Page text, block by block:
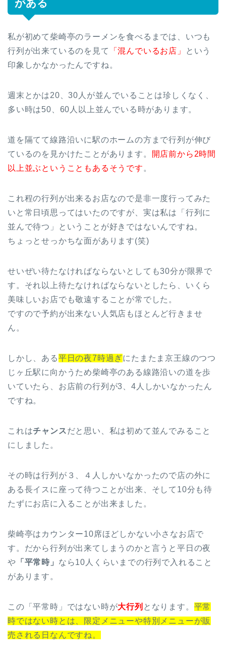
がある
私が初めて柴崎亭のラーメンを食べるまでは、いつも
行列が出来ているのを見て
「混んでいるお店」
という
印象しかなかったんですね。
週末とかは20、30人が並んでいることは珍しくなく、
多い時は50、60人以上並んでいる時があります。
道を隔てて線路沿いに駅のホームの方まで行列が伸び
ているのを見かけたことがあります。
開店前から2時間
以上並ぶということもあるそうです 。
これ程の行列が出来るお店なので是非一度行ってみた
いと常日頃思ってはいたのですが、実は私は「行列に
並んで待つ」ということが好きではないんですね。
ちょっとせっかちな面があります(笑)
せいぜい待たなければならないとしても30分が限界で
す。それ以上待たなければならないとしたら、いくら
美味しいお店でも敬遠することが常でした。
ですので予約が出来ない人気店もほとんど行きませ
ん。
しかし、ある平日の夜7時過ぎにたまたま京王線のつつ
じヶ丘駅に向かうため柴崎亭のある線路沿いの道を歩
いていたら、お店前の行列が3、4人しかいなかったん
ですね。
これはチャンスだと思い、私は初めて並んでみること
にしました。
その時は行列が３、４人しかいなかったので店の外に
ある長イスに座って待つことが出来、そして10分も待
たずにお店に入ることが出来ました。
柴崎亭はカウンター10席ほどしかない小さなお店で
す。だから行列が出来てしまうのかと言うと平日の夜
や 「平常時」 なら10人くらいまでの行列で入れること
があります。
この「平常時」ではない時が大行列 となります。 平常
時ではない時とは、限定メニューや特別メニューが販
売される日なんですね。